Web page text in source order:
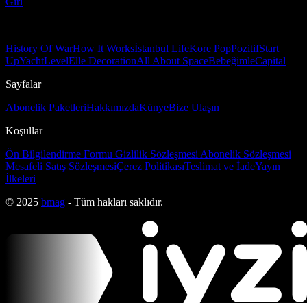
History Of WarHow It Worksİstanbul LifeKore PopPozitifStart
UpYachtLevelElle DecorationAll About SpaceBebeğimleCapital
Sayfalar
Abonelik PaketleriHakkımızdaKünyeBize Ulaşın
Koşullar
Ön Bilgilendirme Formu Gizlilik Sözleşmesi Abonelik Sözleşmesi
Mesafeli Satış SözleşmesiÇerez PolitikasıTeslimat ve İadeYayın
İlkeleri
© 2025 bmag - Tüm hakları saklıdır.